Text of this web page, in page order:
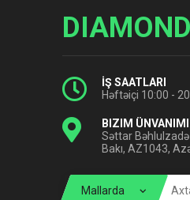
DIAMOND
İŞ SAATLARI
Həftəiçi 10:00 -
BIZIM
Səttar
Bakı, AZ1043,